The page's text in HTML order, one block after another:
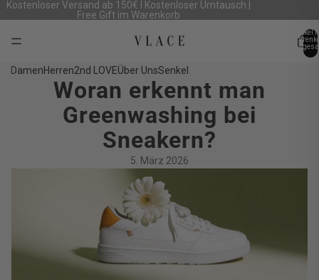
Kostenloser Versand ab 150€ I Kostenloser Umtausch |
Free Gift im Warenkorb
Artikel
DamenHerren2nd LOVEÜber UnsSenkel
Woran erkennt man
Greenwashing bei
Sneakern?
5. März 2026